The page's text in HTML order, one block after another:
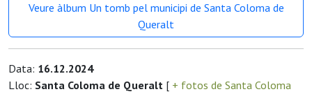
Veure àlbum Un tomb pel municipi de Santa Coloma de
Queralt
Data: 16.12.2024
Lloc: Santa Coloma de Queralt [ + fotos de Santa Coloma